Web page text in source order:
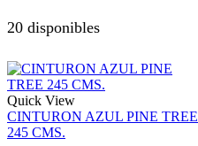
20 disponibles
Quick View
CINTURON AZUL PINE TREE
245 CMS.